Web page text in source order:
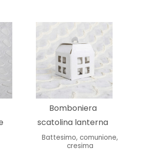
Bomboniera
scatolina lanterna
Battesimo, comunione,
cresima